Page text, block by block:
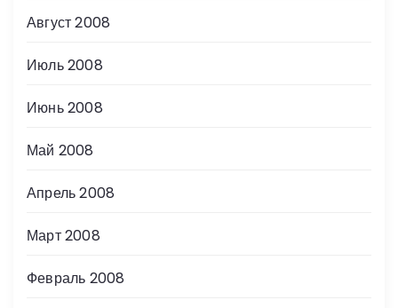
Август 2008
Июль 2008
Июнь 2008
Май 2008
Апрель 2008
Март 2008
Февраль 2008